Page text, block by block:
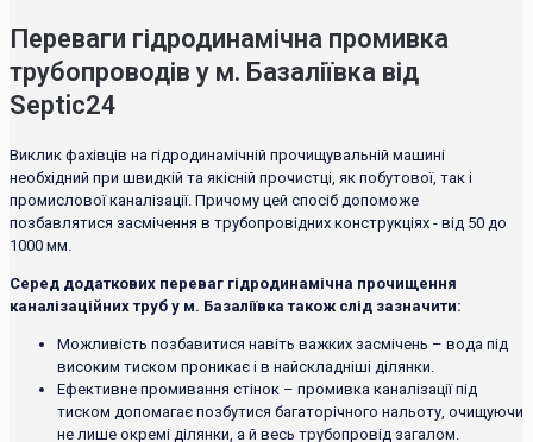
Переваги гідродинамічна промивка
трубопроводів у м. Базаліївка від
Septic24
Виклик фахівців на гідродинамічній прочищувальній машині
необхідний при швидкій та якісній прочистці, як побутової, так і
промислової каналізації. Причому цей спосіб допоможе
позбавлятися засмічення в трубопровідних конструкціях - від 50 до
1000 мм.
Серед додаткових переваг гідродинамічна прочищення
каналізаційних труб у м. Базаліївка також слід зазначити:
Можливість позбавитися навіть важких засмічень – вода під
високим тиском проникає і в найскладніші ділянки.
Ефективне промивання стінок – промивка каналізації під
тиском допомагає позбутися багаторічного нальоту, очищуючи
не лише окремі ділянки, а й весь трубопровід загалом.